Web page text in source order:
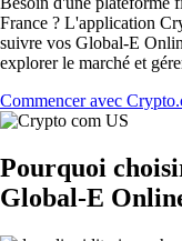
France ? L'application
suivre vos Global-E
explorer le marché et
Commencer avec
Pourquoi
Global-E